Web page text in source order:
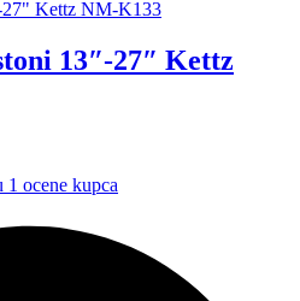
13″-27″ Kettz
1 ocene kupca